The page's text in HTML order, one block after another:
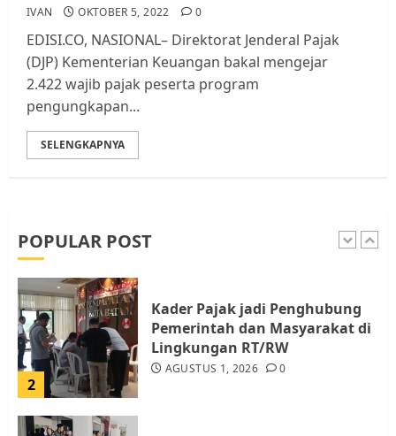
IVAN OKTOBER 5, 2022 0
EDISI.CO, NASIONAL– Direktorat Jenderal Pajak
(DJP) Kementerian Keuangan bakal mengejar
2.422 wajib pajak peserta program
pengungkapan...
SELENGKAPNYA
POPULAR POST
5
Tim Advokasi Desak BP Batam
Berhenti Merampas Tanah
Warga Rempang
JULI 15, 2026 0
1
2
Kader Pajak jadi Penghubung
Pemerintah dan Masyarakat di
Lingkungan RT/RW
AGUSTUS 1, 2026 0